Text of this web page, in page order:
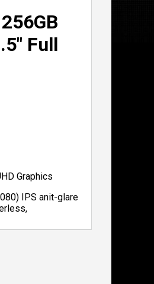
Full
Graphics
IPS anit-glare